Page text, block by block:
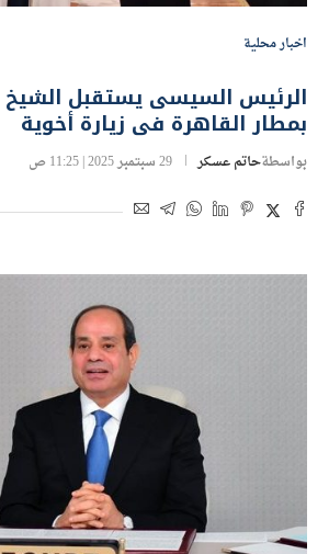
اخبار محلية
الرئيس السيسى يستقبل الشيخ
بمطار القاهرة فى زيارة أخوية
بواسطةحاتم عسكر 29 سبتمبر 2025 | 11:25 ص